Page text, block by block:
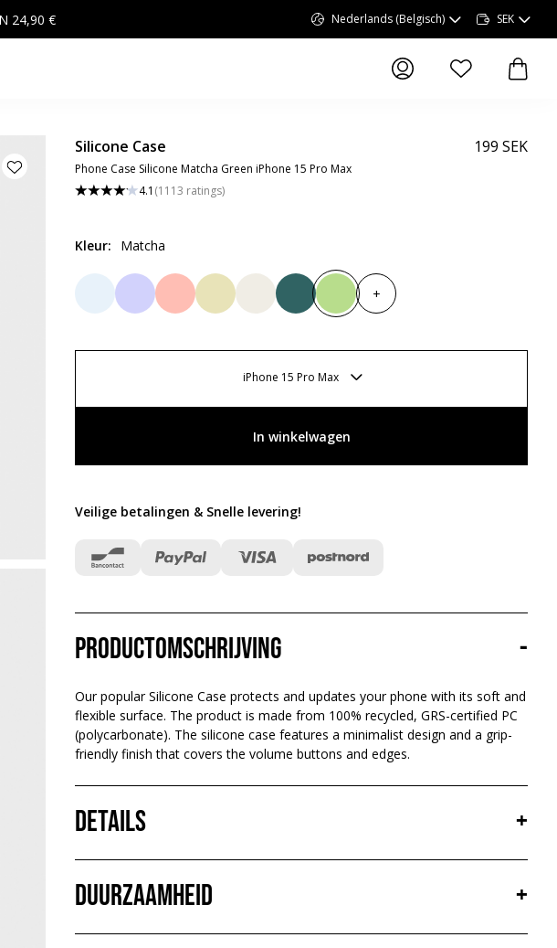
24,90 € Nederlands (Belgisch) SEK
artikelen op
Silicone Case
Phone Case Silicone Matcha Green iPhone 15 Pro Max
4.1 (1113 ratings)
199 SEK
Kleur: Matcha
+
iPhone 15 Pro Max
In winkelwagen
Veilige betalingen & Snelle levering!
Productomschrijving -
Our popular Silicone Case protects and updates your phone with its soft and
flexible surface. The product is made from 100% recycled, GRS-certified PC
(polycarbonate). The silicone case features a minimalist design and a grip-
friendly finish that covers the volume buttons and edges.
Details +
Duurzaamheid
+